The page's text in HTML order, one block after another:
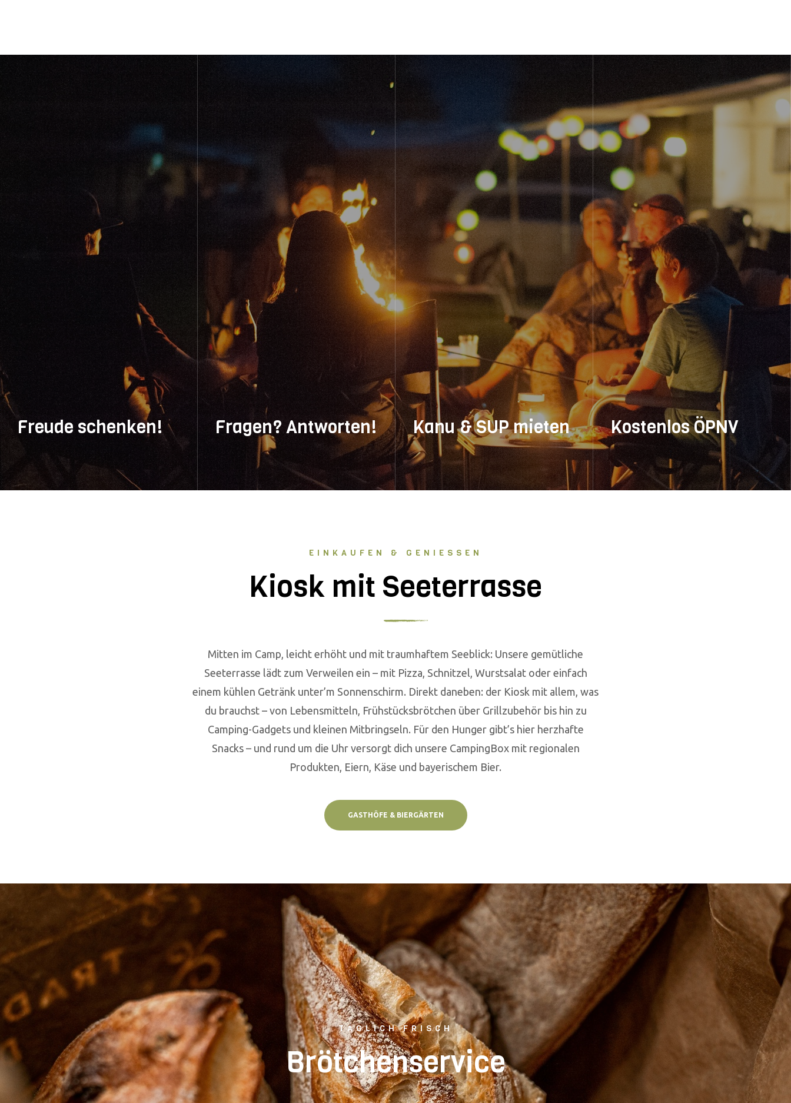
Freude schenken!
Wertgutschein für alles im Camp –
einfach online kaufen, flexibel
Fragen? Antworten!
Antworten auf fast alles findest du
hier. Und falls mal was fehlt: Schreib
MEHR ERFAHREN
Kanu & SUP mieten
Paddelspaß direkt vom Platz aus.
Jetzt ganz easy Kanu, SUP oder
MEHR ERFAHREN
Kostenlos ÖPNV
Mit Gästekarte gratis Bus, Bahn &
Waldbahn fahren – plus Freibad,
EINKAUFEN & GENIESSEN
Kiosk mit Seeterrasse
Mitten im Camp, leicht erhöht und mit traumhaftem Seeblick: Unsere gemütliche
Seeterrasse lädt zum Verweilen ein – mit Pizza, Schnitzel, Wurstsalat oder einfach
einem kühlen Getränk unter’m Sonnenschirm. Direkt daneben: der Kiosk mit allem, was
du brauchst – von Lebensmitteln, Frühstücksbrötchen über Grillzubehör bis hin zu
Camping-Gadgets und kleinen Mitbringseln. Für den Hunger gibt’s hier herzhafte
Snacks – und rund um die Uhr versorgt dich unsere CampingBox mit regionalen
Produkten, Eiern, Käse und bayerischem Bier.
GASTHÖFE & BIERGÄRTEN
TÄGLICH FRISCH
Brötchenservice